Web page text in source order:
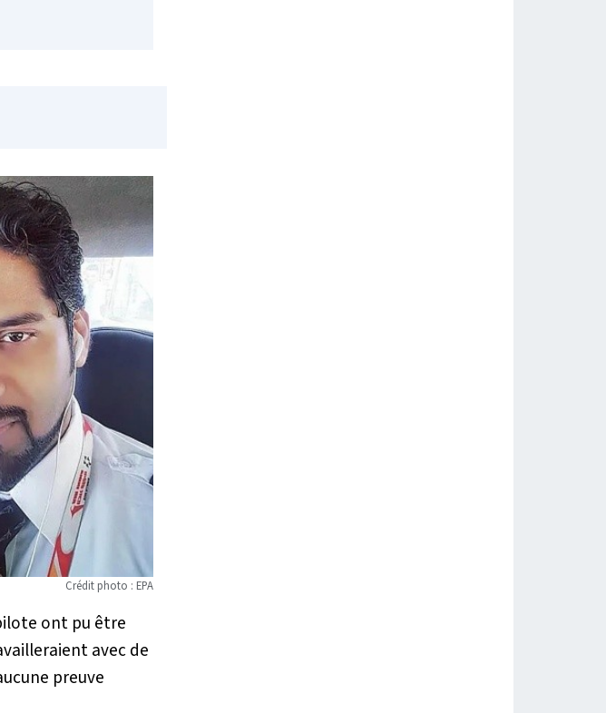
Crédit photo : EPA
ont pu être
avec de
preuve